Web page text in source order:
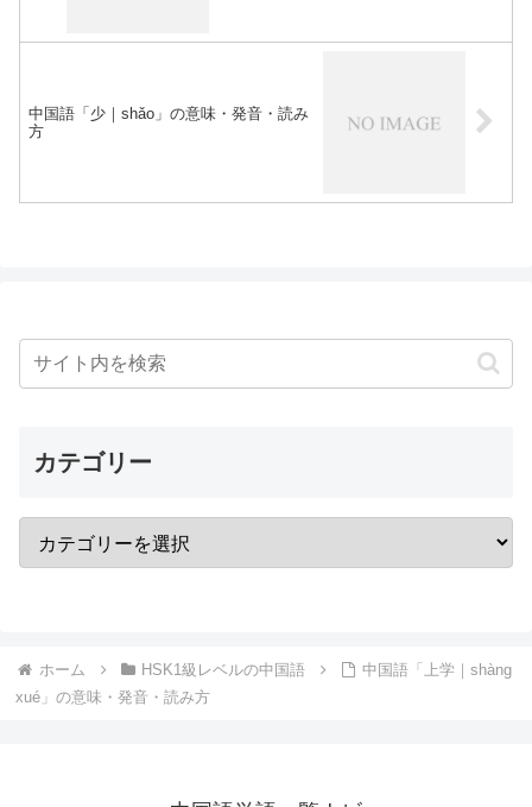
中国語「少｜shǎo」の意味・発音・読み
方
カテゴリー
ホーム HSK1級レベルの中国語
中国語「上学｜shàng
xué」の意味・発音・読み方